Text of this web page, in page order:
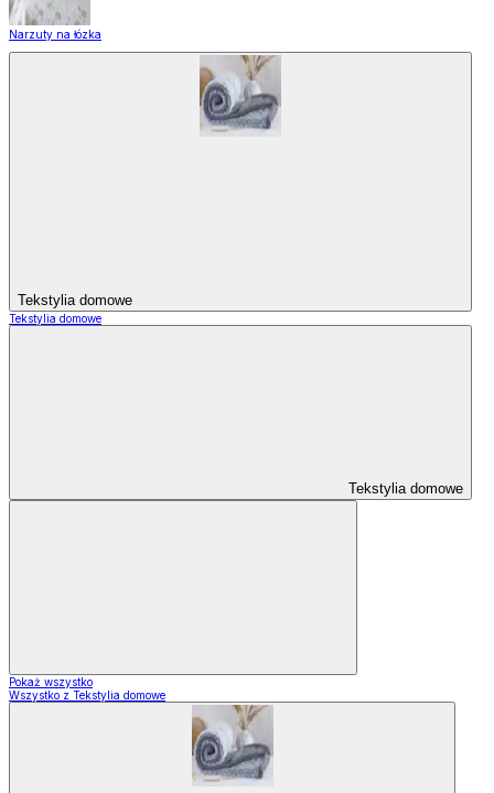
Narzuty na łózka
Tekstylia domowe
Tekstylia domowe
Tekstylia domowe
Pokaż wszystko
Wszystko z Tekstylia domowe